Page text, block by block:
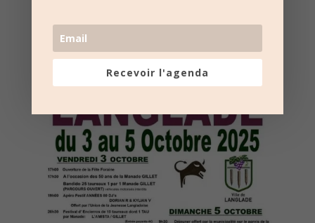
Nombre de consultations :
Recevoir l'agenda